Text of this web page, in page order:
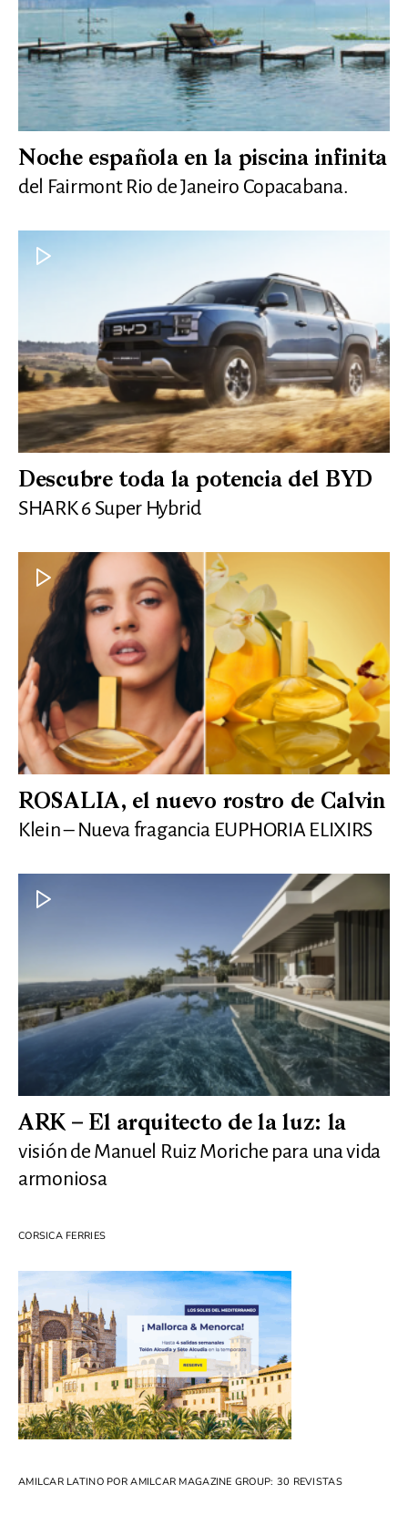
Noche española en la piscina infinita
del Fairmont Rio de Janeiro Copacabana.
Descubre toda la potencia del BYD
SHARK 6 Super Hybrid
ROSALIA, el nuevo rostro de Calvin
Klein – Nueva fragancia EUPHORIA ELIXIRS
ARK – El arquitecto de la luz: la
visión de Manuel Ruiz Moriche para una vida
armoniosa
CORSICA FERRIES
AMILCAR LATINO POR AMILCAR MAGAZINE GROUP: 30 REVISTAS